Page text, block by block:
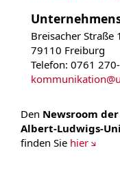
Breisacher Straße
79110 Freiburg
Telefon: 0761
kommunikation@
Den Newsroom der
Albert-Ludwigs-
finden Sie hier